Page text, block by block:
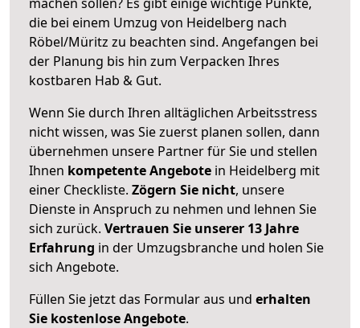
die bei einem Umzug von Heidelberg nach
Röbel/Müritz zu beachten sind. Angefangen bei
der Planung bis hin zum Verpacken Ihres
kostbaren Hab & Gut.
Wenn Sie durch Ihren alltäglichen Arbeitsstress
nicht wissen, was Sie zuerst planen sollen, dann
übernehmen unsere Partner für Sie und stellen
Ihnen kompetente Angebote in Heidelberg mit
einer Checkliste. Zögern Sie nicht, unsere
Dienste in Anspruch zu nehmen und lehnen Sie
sich zurück. Vertrauen Sie unserer 13 Jahre
Erfahrung in der Umzugsbranche und holen Sie
sich Angebote.
Füllen Sie jetzt das Formular aus und erhalten
Sie kostenlose Angebote.